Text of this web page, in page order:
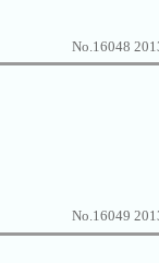
No.16048
No.16049